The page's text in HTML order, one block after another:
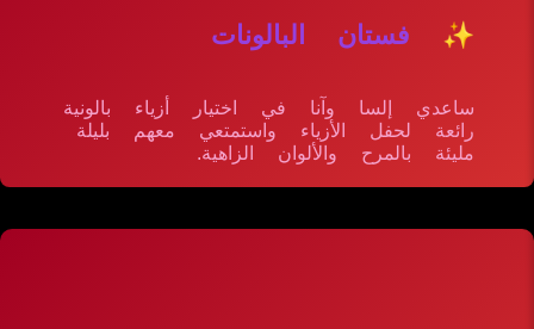
✨ فستان البالونات
ساعدي إلسا وآنا في اختيار أزياء بالونية
رائعة لحفل الأزياء واستمتعي معهم بليلة
مليئة بالمرح والألوان الزاهية.